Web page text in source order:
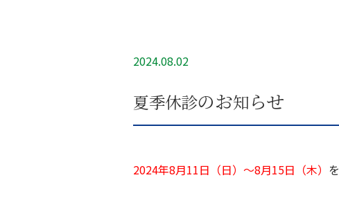
2024.08.02
夏季休診のお知らせ
2024年8月11日（日）～8月15日（木） を